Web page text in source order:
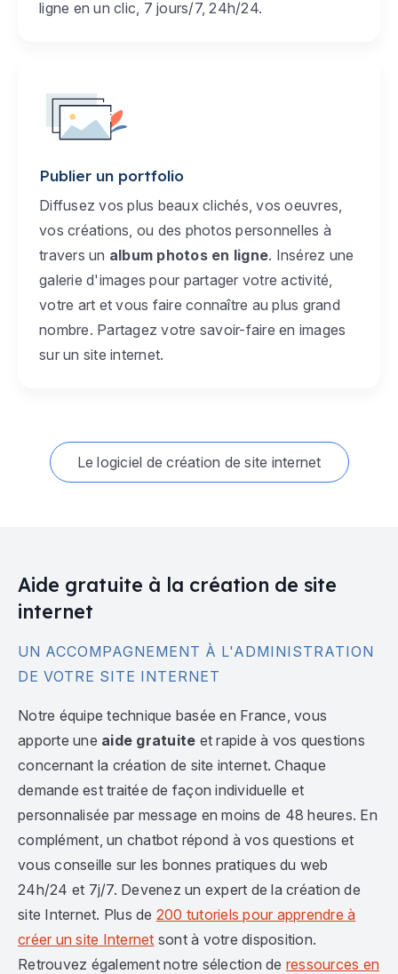
ligne en un clic, 7 jours/7, 24h/24.
Publier un portfolio
Diffusez vos plus beaux clichés, vos oeuvres,
vos créations, ou des photos personnelles à
travers un album photos en ligne. Insérez une
galerie d'images pour partager votre activité,
votre art et vous faire connaître au plus grand
nombre. Partagez votre savoir-faire en images
sur un site internet.
Le logiciel de création de site internet
Aide gratuite à la création de site
internet
UN ACCOMPAGNEMENT À L'ADMINISTRATION
DE VOTRE SITE INTERNET
Notre équipe technique basée en France, vous
apporte une aide gratuite et rapide à vos questions
concernant la création de site internet. Chaque
demande est traitée de façon individuelle et
personnalisée par message en moins de 48 heures. En
complément, un chatbot répond à vos questions et
vous conseille sur les bonnes pratiques du web
24h/24 et 7j/7. Devenez un expert de la création de
site Internet. Plus de 200 tutoriels pour apprendre à
créer un site Internet sont à votre disposition.
Retrouvez également notre sélection de ressources en